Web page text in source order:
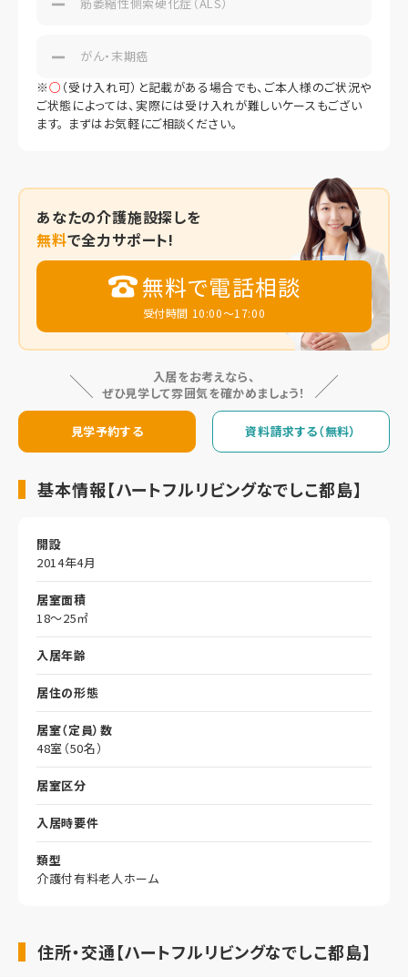
がん・末期癌
※○ （受け入れ可）と記載がある場合でも、ご本人様のご状況や
ご状態によっては、実際には受け入れが難しいケースもござい
ます。 まずはお気軽にご相談ください。
あなたの介護施設探しを
無料で全力サポート!
無料で電話相談
受付時間 10:00～17:00
入居をお考えなら、
ぜひ見学して雰囲気を確かめましょう！
見学予約する 資料請求する（無料）
基本情報【ハートフルリビングなでしこ都島】
開設
2014年4月
居室面積
18～25㎡
入居年齢
居住の形態
居室（定員）数
48室（50名）
居室区分
入居時要件
類型
介護付有料老人ホーム
住所・交通【ハートフルリビングなでしこ都島】